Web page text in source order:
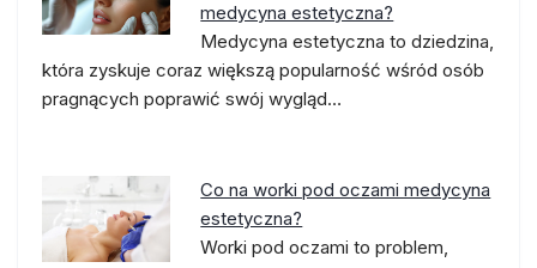
medycyna estetyczna?
Medycyna estetyczna to dziedzina,
która zyskuje coraz większą popularność wśród osób
pragnących poprawić swój wygląd…
Co na worki pod oczami medycyna
estetyczna?
Worki pod oczami to problem,